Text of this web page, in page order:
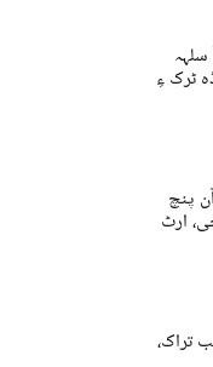
ٹرک ءِ
پنچ
ارٹ
تراک،